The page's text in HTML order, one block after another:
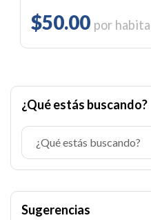
$50.00 por
¿Qué estás buscando?
Sugerencias